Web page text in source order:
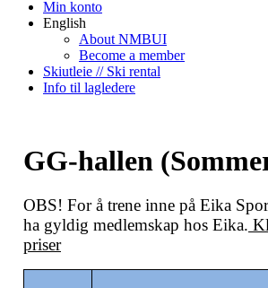
Min konto
English
About NMBUI
Become a member
Skiutleie // Ski rental
Info til lagledere
GG-hallen
OBS! For å trene inne på Eika
ha gyldig medlemskap hos Eika.
priser